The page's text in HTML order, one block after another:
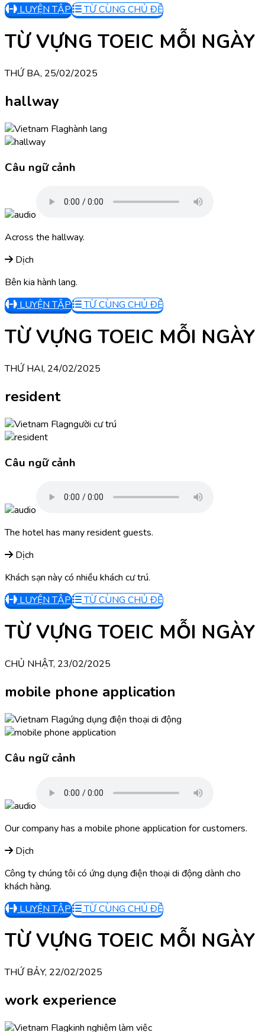
LUYỆN TẬP
TỪ CÙNG CHỦ ĐỀ
TỪ VỰNG TOEIC MỖI NGÀY
THỨ BA, 25/02/2025
hallway
hành lang
Câu ngữ cảnh
Across the hallway.
Dịch
Bên kia hành lang.
LUYỆN TẬP
TỪ CÙNG CHỦ ĐỀ
TỪ VỰNG TOEIC MỖI NGÀY
THỨ HAI, 24/02/2025
resident
người cư trú
Câu ngữ cảnh
The hotel has many resident guests.
Dịch
Khách sạn này có nhiều khách cư trú.
LUYỆN TẬP
TỪ CÙNG CHỦ ĐỀ
TỪ VỰNG TOEIC MỖI NGÀY
CHỦ NHẬT, 23/02/2025
mobile phone application
ứng dụng điện thoại di động
Câu ngữ cảnh
Our company has a mobile phone application for customers.
Dịch
Công ty chúng tôi có ứng dụng điện thoại di động dành cho
khách hàng.
LUYỆN TẬP
TỪ CÙNG CHỦ ĐỀ
TỪ VỰNG TOEIC MỖI NGÀY
THỨ BẢY, 22/02/2025
work experience
kinh nghiệm làm việc